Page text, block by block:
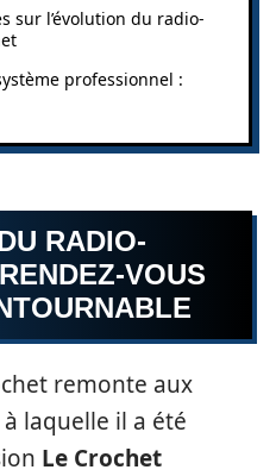
sur l’évolution du radio-
professionnel :
RADIO-
VOUS
remonte aux
laquelle il a été
Le Crochet